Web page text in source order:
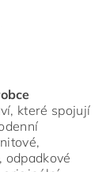
které spojují
odpadkové